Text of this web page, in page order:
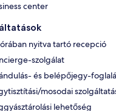
center
nyitva tartó recepció
szolgálat
és belépőjegy-
mosodai
lehetőség